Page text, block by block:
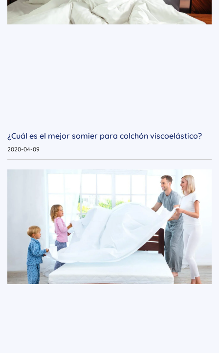
¿Cuál es el mejor somier para colchón viscoelástico?
2020-04-09